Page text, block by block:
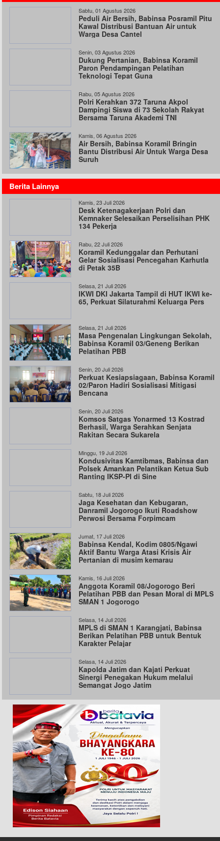
Sabtu, 01 Agustus 2026
Peduli Air Bersih, Babinsa Posramil Pitu
Kawal Distribusi Bantuan Air untuk
Warga Desa Cantel
Senin, 03 Agustus 2026
Dukung Pertanian, Babinsa Koramil
Paron Pendampingan Pelatihan
Teknologi Tepat Guna
Rabu, 05 Agustus 2026
Polri Kerahkan 372 Taruna Akpol
Dampingi Siswa di 73 Sekolah Rakyat
Bersama Taruna Akademi TNI
Kamis, 06 Agustus 2026
Air Bersih, Babinsa Koramil Bringin
Bantu Distribusi Air Untuk Warga Desa
Suruh
Berita Lainnya
Kamis, 23 Juli 2026
Desk Ketenagakerjaan Polri dan
Kemnaker Selesaikan Perselisihan PHK
134 Pekerja
Rabu, 22 Juli 2026
Koramil Kedunggalar dan Perhutani
Gelar Sosialisasi Pencegahan Karhutla
di Petak 35B
Selasa, 21 Juli 2026
IKWI DKI Jakarta Tampil di HUT IKWI ke-
65, Perkuat Silaturahmi Keluarga Pers
Selasa, 21 Juli 2026
Masa Pengenalan Lingkungan Sekolah,
Babinsa Koramil 03/Geneng Berikan
Pelatihan PBB
Senin, 20 Juli 2026
Perkuat Kesiapsiagaan, Babinsa Koramil
02/Paron Hadiri Sosialisasi Mitigasi
Bencana
Senin, 20 Juli 2026
Komsos Satgas Yonarmed 13 Kostrad
Berhasil, Warga Serahkan Senjata
Rakitan Secara Sukarela
Minggu, 19 Juli 2026
Kondusivitas Kamtibmas, Babinsa dan
Polsek Amankan Pelantikan Ketua Sub
Ranting IKSP-PI di Sine
Sabtu, 18 Juli 2026
Jaga Kesehatan dan Kebugaran,
Danramil Jogorogo Ikuti Roadshow
Perwosi Bersama Forpimcam
Jumat, 17 Juli 2026
Babinsa Kendal, Kodim 0805/Ngawi
Aktif Bantu Warga Atasi Krisis Air
Pertanian di musim kemarau
Kamis, 16 Juli 2026
Anggota Koramil 08/Jogorogo Beri
Pelatihan PBB dan Pesan Moral di MPLS
SMAN 1 Jogorogo
Selasa, 14 Juli 2026
MPLS di SMAN 1 Karangjati, Babinsa
Berikan Pelatihan PBB untuk Bentuk
Karakter Pelajar
Selasa, 14 Juli 2026
Kapolda Jatim dan Kajati Perkuat
Sinergi Penegakan Hukum melalui
Semangat Jogo Jatim